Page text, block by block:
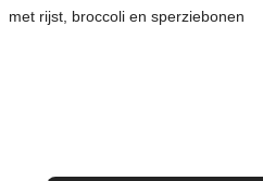
met rijst, broccoli en sperziebonen